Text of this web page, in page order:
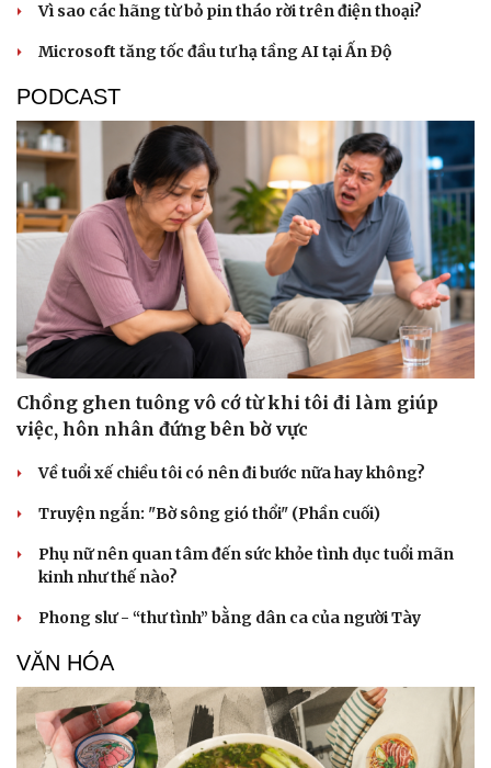
Dinh dưỡng - món ngon
Cây thuốc
Sản phụ khoa
Nhi khoa
Nam khoa
Phòng mạch online
Ăn sạch sống khỏe
Nhà đẹp
Blog
Tình yêu - Gia đình
Vì sao các hãng từ bỏ pin tháo rời trên điện thoại?
Microsoft tăng tốc đầu tư hạ tầng AI tại Ấn Độ
PODCAST
Chồng ghen tuông vô cớ từ khi tôi đi làm giúp
việc, hôn nhân đứng bên bờ vực
Về tuổi xế chiều tôi có nên đi bước nữa hay không?
Truyện ngắn: "Bờ sông gió thổi" (Phần cuối)
Phụ nữ nên quan tâm đến sức khỏe tình dục tuổi mãn
kinh như thế nào?
Phong slư - “thư tình” bằng dân ca của người Tày
VĂN HÓA